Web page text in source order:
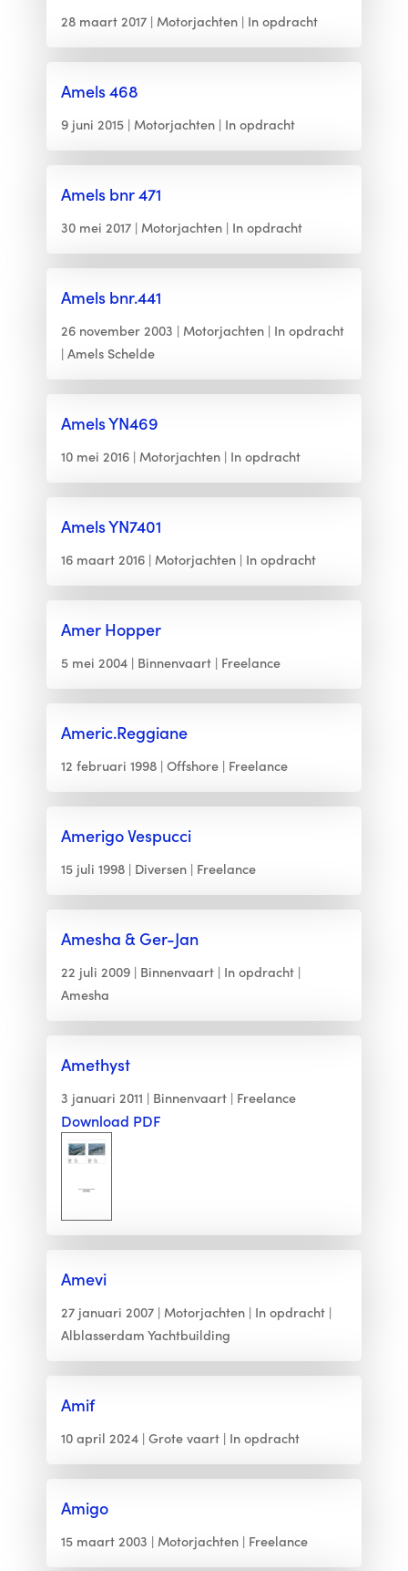
28 maart 2017 Motorjachten In opdracht
Amels 468
9 juni 2015 Motorjachten In opdracht
Amels bnr 471
30 mei 2017 Motorjachten In opdracht
Amels bnr.441
26 november 2003 Motorjachten
In opdracht
Amels Schelde
Amels YN469
10 mei 2016 Motorjachten In opdracht
Amels YN7401
16 maart 2016 Motorjachten In opdracht
Amer Hopper
5 mei 2004 Binnenvaart Freelance
Americ.Reggiane
12 februari 1998 Offshore Freelance
Amerigo Vespucci
15 juli 1998 Diversen Freelance
Amesha & Ger-Jan
22 juli 2009 Binnenvaart
In opdracht
Amesha
Amethyst
3 januari 2011 Binnenvaart Freelance
Download PDF
Amevi
27 januari 2007 Motorjachten
In opdracht
Alblasserdam Yachtbuilding
Amif
10 april 2024 Grote vaart In opdracht
Amigo
15 maart 2003 Motorjachten Freelance